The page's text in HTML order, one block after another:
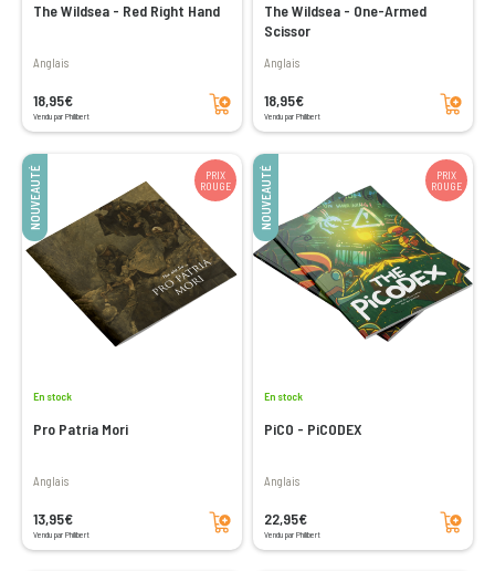
The Wildsea - Red Right Hand
Anglais
18,95€
Vendu par Philibert
Ajouter au panier
The Wildsea - One-Armed
Scissor
Anglais
18,95€
Vendu par Philibert
Ajouter au panier
NOUVEAUTÉ
PRIX
ROUGE
En stock
Pro Patria Mori
Anglais
13,95€
Vendu par Philibert
Ajouter au panier
NOUVEAUTÉ
PRIX
ROUGE
En stock
PiCO - PiCODEX
Anglais
22,95€
Vendu par Philibert
Ajouter au panier